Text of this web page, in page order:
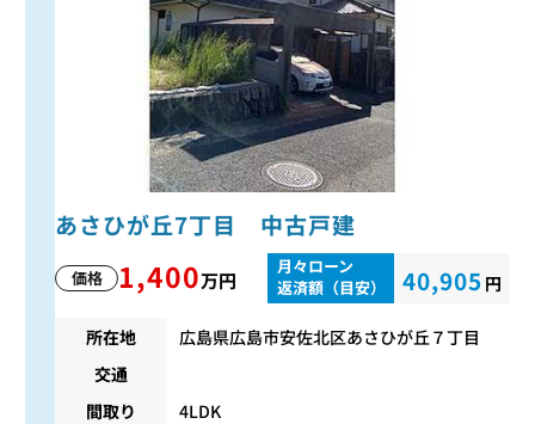
あさひが丘7丁目 中古戸建
価格 1,400万円
月々ローン
返済額（目安）
40,905 円
所在地
広島県広島市安佐北区あさひが丘７丁目
交通
間取り
4LDK